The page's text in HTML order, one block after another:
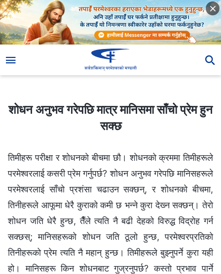
शोधन अनुभव गरेपछि मात्र मानिसमा साँचो प्रेम हुन सक्छ
शोधन अनुभव गरेपछि मात्र मानिसमा साँचो प्रेम हुन
सक्छ
तिमीहरू परीक्षा र शोधनको बीचमा छौ। शोधनको क्रममा तिमीहरूले
परमेश्‍वरलाई कसरी प्रेम गर्नुपर्छ? शोधन अनुभव गरेपछि मानिसहरूले
परमेश्‍वरलाई साँचो प्रशंसा चढाउन सक्छन्, र शोधनको बीचमा,
तिनीहरूले आफूमा धेरै कुराको कमी छ भन्‍ने कुरा देख्‍न सक्छन्। तेरो
शोधन जति धेरै हुन्छ, तैँले त्यति नै बढी देहको विरुद्ध विद्रोह गर्न
सक्छस्; मानिसहरूको शोधन जति ठूलो हुन्छ, परमेश्‍वरप्रतिको
तिनीहरूको प्रेम त्यति नै महान् हुन्छ। तिमीहरूले बुझ्नुपर्ने कुरा यही
हो। मानिसहरू किन शोधनबाट गुज्रनुपर्छ? कस्तो प्रभाव पार्ने